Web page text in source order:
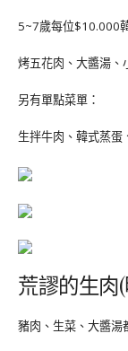
5~7歲每位$10.000
烤五花肉、大醬湯、
另有單點菜單：
生拌牛肉、韓式蒸
荒謬的生肉
豬肉、生菜、大醬湯